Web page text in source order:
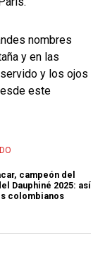
nombres
y en las
y los ojos
este
campeón del
Dauphiné 2025: así
colombianos